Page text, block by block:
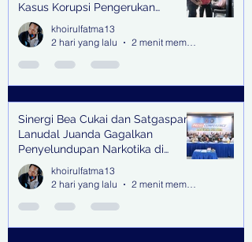
Kasus Korupsi Pengerukan
Tanjung Perak
khoirulfatma13
2 hari yang lalu
2 menit membaca
Sinergi Bea Cukai dan Satgaspam
Lanudal Juanda Gagalkan
Penyelundupan Narkotika di
Bandara Juanda
khoirulfatma13
2 hari yang lalu
2 menit membaca